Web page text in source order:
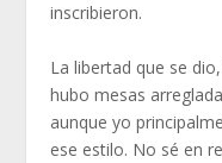
inscribieron.
La libertad que se
hubo mesas
aunque yo
ese estilo. No sé en